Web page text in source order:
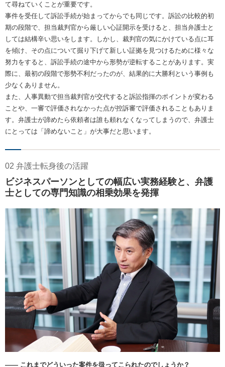
て尋ねていくことが重要です。
事件を受任して訴訟手続が始まってからでも同じです。訴訟の比較的初
期の段階で、担当裁判官から厳しい心証開示を受けると、担当弁護士と
しては結構辛い思いをします。しかし、裁判官の気にかけている点に耳
を傾け、その点について掘り下げて新しい証拠を見つけるために様々な
努力をすると、訴訟手続の途中から形勢が逆転することがあります。実
際に、最初の段階で形勢不利だったのが、結果的に大勝利という事例も
少なくありません。
また、人事異動で担当裁判官が交代すると訴訟指揮のポイントが変わる
ことや、一審で評価されなかった点が控訴審で評価されることもありま
す。弁護士が諦めたら依頼者は誰も頼れなくなってしまうので、弁護士
にとっては「諦めないこと」が大事だと思います。
02 弁護士転身後の活躍
ビジネスパーソンとしての幅広い実務経験と、弁護
士としての専門知識の相乗効果を発揮
―― これまでどういった案件を扱ってこられたのでしょうか？